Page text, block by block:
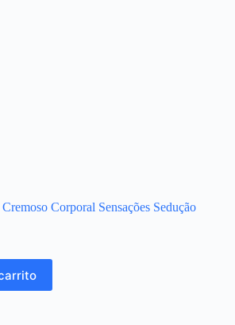
Corporal Sensações Sedução